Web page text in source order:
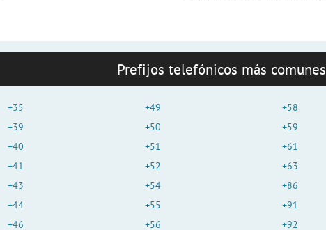
Prefijos telefónicos más comunes
+35
+39
+40
+41
+43
+44
+46
+49
+50
+51
+52
+54
+55
+56
+58
+59
+61
+63
+86
+91
+92